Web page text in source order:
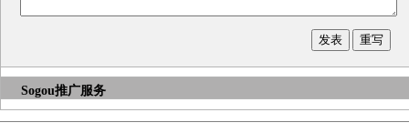
Sogou推广服务